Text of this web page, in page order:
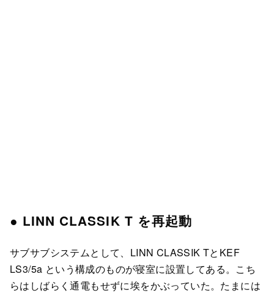
● LINN CLASSIK T を再起動
サブサブシステムとして、LINN CLASSIK TとKEF
LS3/5a という構成のものが寝室に設置してある。こち
らはしばらく通電もせずに埃をかぶっていた。たまには